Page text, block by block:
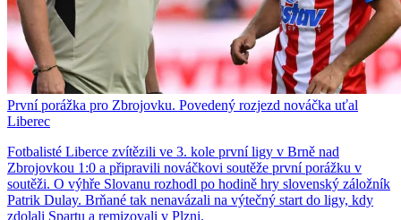
První porážka pro Zbrojovku. Povedený rozjezd nováčka uťal
Liberec
Fotbalisté Liberce zvítězili ve 3. kole první ligy v Brně nad
Zbrojovkou 1:0 a připravili nováčkovi soutěže první porážku v
soutěži. O výhře Slovanu rozhodl po hodině hry slovenský záložník
Patrik Dulay. Brňané tak nenavázali na výtečný start do ligy, kdy
zdolali Spartu a remizovali v Plzni.